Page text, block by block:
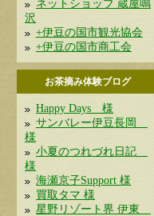
ネットショップ 蔵屋鳴
沢
+伊豆の国市観光協会
+伊豆の国市商工会
お茶摘み体験ブログ
Happy Days 様
サンバレー伊豆長岡
様
小夏のつれづれ日記
様
海瀬京子Support 様
買取タマ 様
星野リゾート界 伊東